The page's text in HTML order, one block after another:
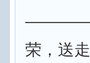
荣，送